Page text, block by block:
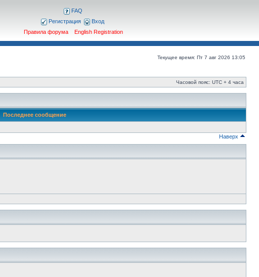
FAQ
Регистрация
Вход
Правила форума
English Registration
Текущее время: Пт 7 авг 2026 13:05
Часовой пояс: UTC + 4 часа
Последнее сообщение
Наверх